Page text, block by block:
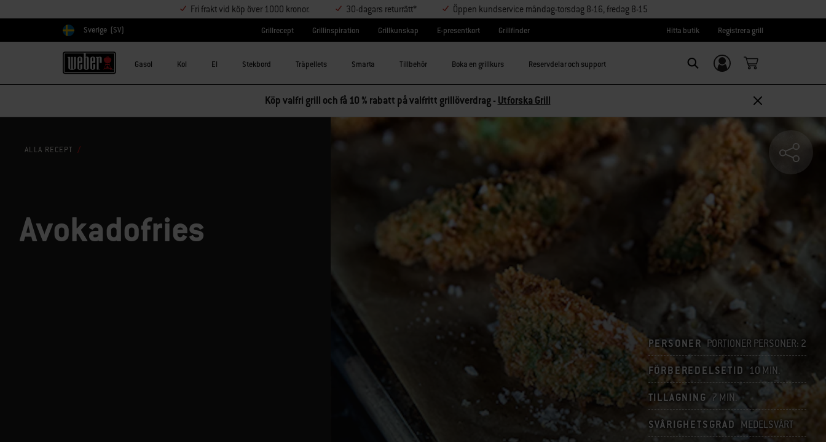
Fri frakt vid köp över 1000 kronor. 30-dagars returrätt* Öppen kundservice måndag-torsdag 8-16, fredag 8-15
Välj land
Sverige (SV) Grillrecept Grillinspiration Grillkunskap E-presentkort Grillfinder Hitta butik Registrera grill
Gasol Kol El Stekbord Träpellets Smarta Tillbehör Boka en grillkurs Reservdelar och support
Logga in/
Registrera dig
Köp valfri grill och få 10 % rabatt på valfritt grillöverdrag - Utforska Grill
ALLA RECEPT
Avokadofries
PERSONER PORTIONER PERSONER: 2
FÖRBEREDELSETID 10 MIN.
TILLAGNING 7 MIN.
SVÅRIGHETSGRAD MEDELSVÅRT